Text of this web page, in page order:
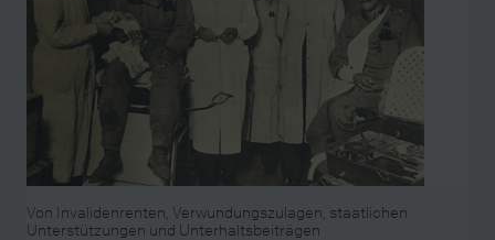
Von Invalidenrenten, Verwundungszulagen, staatlichen
Unterstützungen und Unterhaltsbeiträgen